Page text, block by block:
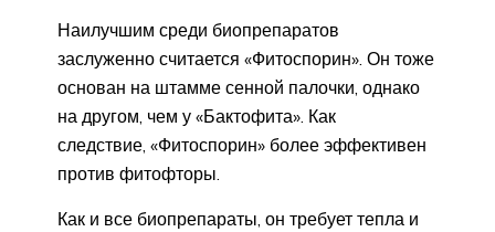
Наилучшим среди биопрепаратов
заслуженно считается «Фитоспорин». Он тоже
основан на штамме сенной палочки, однако
на другом, чем у «Бактофита». Как
следствие, «Фитоспорин» более эффективен
против фитофторы.
Как и все биопрепараты, он требует тепла и